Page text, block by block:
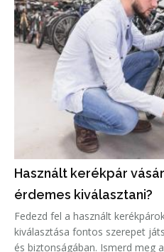
Használt kerékpár
érdemes kiválasztani?
Fedezd fel a használt
kiválasztása fontos szerepet
és biztonságában. Ismerd meg